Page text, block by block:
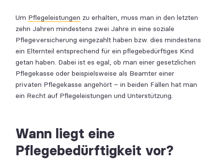
Um Pflegeleistungen zu erhalten, muss man in den letzten
zehn Jahren mindestens zwei Jahre in eine soziale
Pflegeversicherung eingezahlt haben bzw. dies mindestens
ein Elternteil entsprechend für ein pflegebedürftiges Kind
getan haben. Dabei ist es egal, ob man einer gesetzlichen
Pflegekasse oder beispielsweise als Beamter einer
privaten Pflegekasse angehört – in beiden Fällen hat man
ein Recht auf Pflegeleistungen und Unterstützung.
Wann liegt eine
Pflegebedürftigkeit vor?